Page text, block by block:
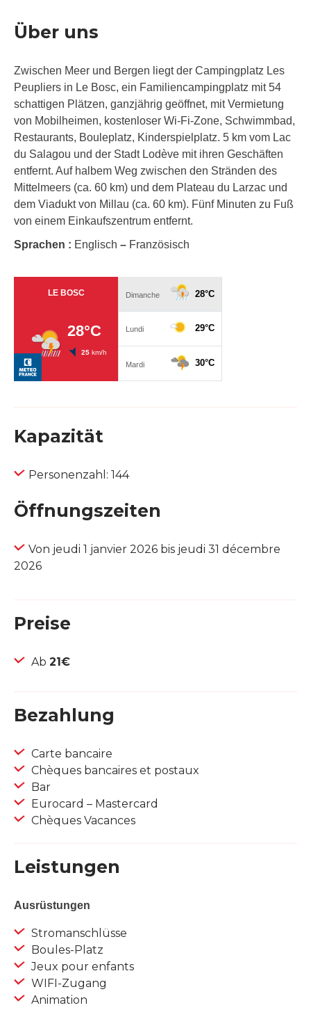
Über uns
Zwischen Meer und Bergen liegt der Campingplatz Les
Peupliers in Le Bosc, ein Familiencampingplatz mit 54
schattigen Plätzen, ganzjährig geöffnet, mit Vermietung
von Mobilheimen, kostenloser Wi-Fi-Zone, Schwimmbad,
Restaurants, Bouleplatz, Kinderspielplatz. 5 km vom Lac
du Salagou und der Stadt Lodève mit ihren Geschäften
entfernt. Auf halbem Weg zwischen den Stränden des
Mittelmeers (ca. 60 km) und dem Plateau du Larzac und
dem Viadukt von Millau (ca. 60 km). Fünf Minuten zu Fuß
von einem Einkaufszentrum entfernt.
Sprachen : Englisch – Französisch
Kapazität
Personenzahl: 144
Öffnungszeiten
Von jeudi 1 janvier 2026 bis jeudi 31 décembre
2026
Preise
Ab 21€
Bezahlung
Carte bancaire
Chèques bancaires et postaux
Bar
Eurocard – Mastercard
Chèques Vacances
Leistungen
Ausrüstungen
Stromanschlüsse
Boules-Platz
Jeux pour enfants
WIFI-Zugang
Animation